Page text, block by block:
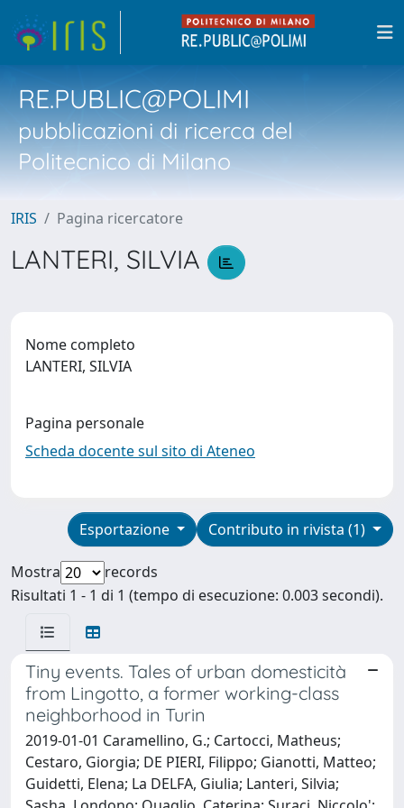
RE.PUBLIC@POLIMI
pubblicazioni di ricerca del
Politecnico di Milano
IRIS Pagina ricercatore
LANTERI, SILVIA
Nome completo
LANTERI, SILVIA
Pagina personale
Scheda docente sul sito di Ateneo
Contributo in rivista (1)
Esportazione
Mostra
records
Risultati 1 - 1 di 1 (tempo di esecuzione: 0.003 secondi).
Tiny events. Tales of urban domesticità
from Lingotto, a former working-class
neighborhood in Turin
2019-01-01 Caramellino, G.; Cartocci, Matheus;
Cestaro, Giorgia; DE PIERI, Filippo; Gianotti, Matteo;
Guidetti, Elena; La DELFA, Giulia; Lanteri, Silvia;